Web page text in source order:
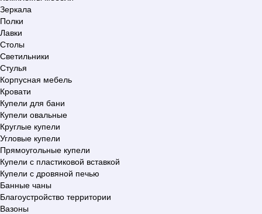
Зеркала
Полки
Лавки
Столы
Светильники
Стулья
Корпусная мебель
Кровати
Купели для бани
Купели овальные
Круглые купели
Угловые купели
Прямоугольные купели
Купели с пластиковой вставкой
Купели с дровяной печью
Банные чаны
Благоустройство территории
Вазоны